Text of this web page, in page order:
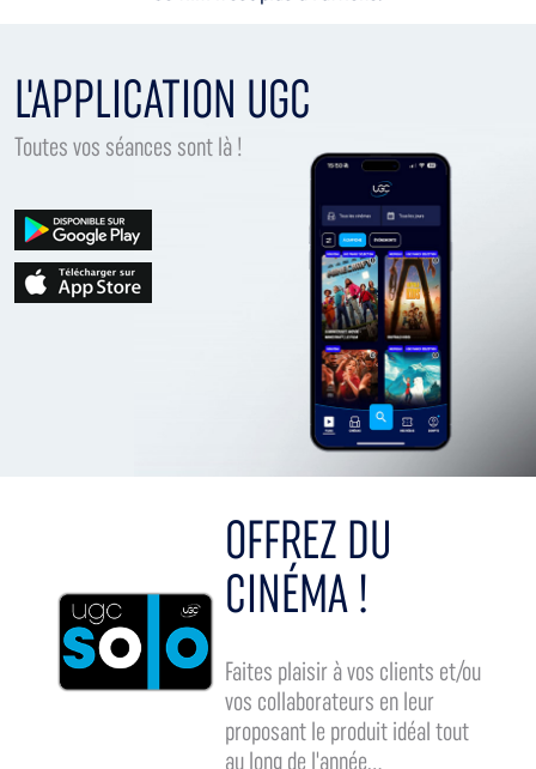
L'APPLICATION UGC
Toutes vos séances sont là !
OFFREZ DU
CINÉMA !
Faites plaisir à vos clients et/ou
vos collaborateurs en leur
proposant le produit idéal tout
au long de l'année...